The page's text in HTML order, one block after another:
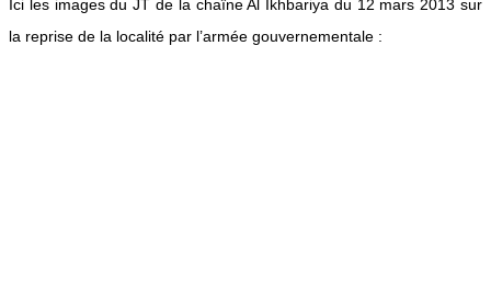
Ici les images du JT de la chaîne Al Ikhbariya du 12 mars 2013 sur
la reprise de la localité par l’armée gouvernementale :